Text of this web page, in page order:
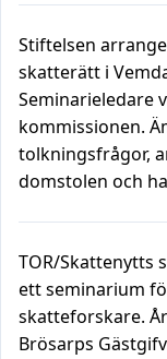
Stiftelsen
skatterätt i
Seminarieledare
kommissionen.
tolkningsfrågor,
domstolen och
TOR/Skattenytts
ett seminarium
skatteforskare.
Brösarps